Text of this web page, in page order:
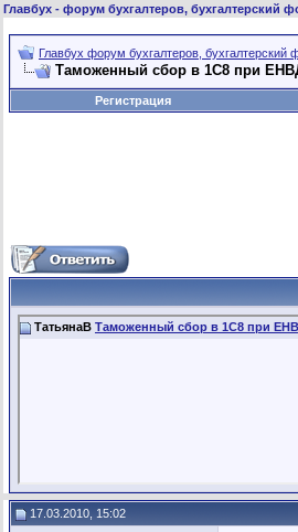
Главбух - форум бухгалтеров,
Главбух форум бухгалтеров, бухгалтерский
Таможенный сбор в 1С8 при
Регистрация
ТатьянаВ Таможенный сбор в 1С8 при
17.03.2010, 15:02